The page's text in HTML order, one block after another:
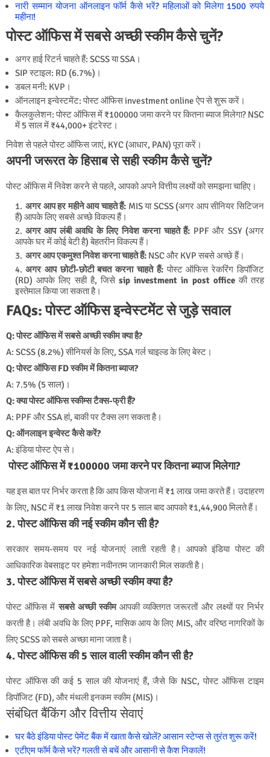
नारी सम्मान योजना ऑनलाइन फॉर्म कैसे भरें? महिलाओं को मिलेगा 1500 रुपये
महीना!
पोस्ट ऑफिस में सबसे अच्छी स्कीम कैसे चुनें?
अगर हाई रिटर्न चाहते हैं: SCSS या SSA।
SIP स्टाइल: RD (6.7%)।
डबल मनी: KVP।
ऑनलाइन इन्वेस्टमेंट: पोस्ट ऑफिस investment online ऐप से शुरू करें।
कैलकुलेशन: पोस्ट ऑफिस में ₹100000 जमा करने पर कितना ब्याज मिलेगा? NSC
में 5 साल में ₹44,000+ इंटरेस्ट।
निवेश से पहले पोस्ट ऑफिस जाएं, KYC (आधार, PAN) पूरा करें।
अपनी जरूरत के हिसाब से सही स्कीम कैसे चुनें?
पोस्ट ऑफिस में निवेश करने से पहले, आपको अपने वित्तीय लक्ष्यों को समझना चाहिए।
अगर आप हर महीने आय चाहते हैं: MIS या SCSS (अगर आप सीनियर सिटिजन
हैं) आपके लिए सबसे अच्छे विकल्प हैं।
अगर आप लंबी अवधि के लिए निवेश करना चाहते हैं: PPF और SSY (अगर
आपके घर में कोई बेटी है) बेहतरीन विकल्प हैं।
अगर आप एकमुश्त निवेश करना चाहते हैं: NSC और KVP सबसे अच्छे हैं।
अगर आप छोटी-छोटी बचत करना चाहते हैं:पोस्ट ऑफिस रेकरिंग डिपॉजिट
(RD) आपके लिए सही है, जिसे sip investment in post officeकी तरह
इस्तेमाल किया जा सकता है।
FAQs: पोस्ट ऑफिस इन्वेस्टमेंट से जुड़े सवाल
Q: पोस्ट ऑफिस में सबसे अच्छी स्कीम क्या है?
A: SCSS (8.2%) सीनियर्स के लिए, SSA गर्ल चाइल्ड के लिए बेस्ट।
Q: पोस्ट ऑफिस FD स्कीम में कितना ब्याज?
A: 7.5% (5 साल)।
Q: क्या पोस्ट ऑफिस स्कीम्स टैक्स-फ्री हैं?
A: PPF और SSA हां, बाकी पर टैक्स लग सकता है।
Q: ऑनलाइन इन्वेस्ट कैसे करें?
A: इंडिया पोस्ट ऐप से।
पोस्ट ऑफिस में ₹100000 जमा करने पर कितना ब्याज मिलेगा?
यह इस बात पर निर्भर करता है कि आप किस योजना में ₹1 लाख जमा करते हैं। उदाहरण
के लिए, NSC में ₹1 लाख निवेश करने पर 5 साल बाद आपको ₹1,44,900 मिलते हैं।
2. पोस्ट ऑफिस की नई स्कीम कौन सी है?
सरकार समय-समय पर नई योजनाएं लाती रहती है। आपको इंडिया पोस्ट की
आधिकारिक वेबसाइट पर हमेशा नवीनतम जानकारी मिल सकती है।
3. पोस्ट ऑफिस में सबसे अच्छी स्कीम क्या है?
पोस्ट ऑफिस मेंसबसे अच्छी स्कीमआपकी व्यक्तिगत जरूरतों और लक्ष्यों पर निर्भर
करती है। लंबी अवधि के लिए PPF, मासिक आय के लिए MIS, और वरिष्ठ नागरिकों के
लिए SCSS को सबसे अच्छा माना जाता है।
4. पोस्ट ऑफिस की 5 साल वाली स्कीम कौन सी है?
पोस्ट ऑफिस की कई 5 साल की योजनाएं हैं, जैसे कि NSC, पोस्ट ऑफिस टाइम
डिपॉजिट (FD), और मंथली इनकम स्कीम (MIS)।
संबंधित बैंकिंग और वित्तीय सेवाएं
घर बैठे इंडिया पोस्ट पेमेंट बैंक में खाता कैसे खोलें? आसान स्टेप्स से तुरंत शुरू करें!
एटीएम फॉर्म कैसे भरें? गलती से बचें और आसानी से कैश निकालें!